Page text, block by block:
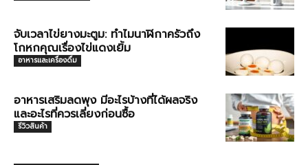
จับเวลาไข่ยางมะตูม: ทำไมนาฬิกาครัวถึง
โกหกคุณเรื่องไข่แดงเยิ้ม
อาหารและเครื่องดื่ม
อาหารเสริมลดพุง มีอะไรบ้างที่ได้ผลจริง
และอะไรที่ควรเลี่ยงก่อนซื้อ
รีวิวสินค้า